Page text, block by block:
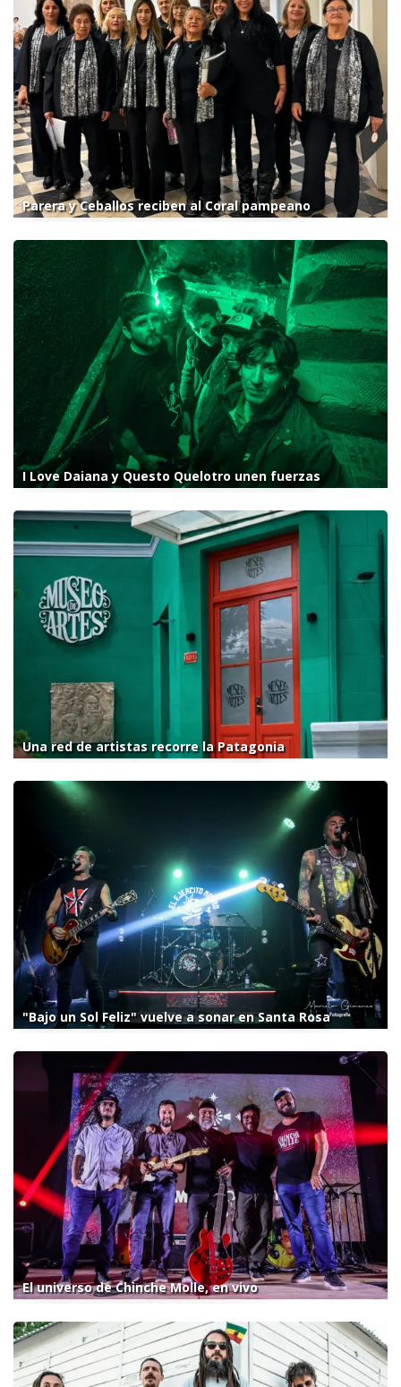
Parera y Ceballos reciben al Coral pampeano
I Love Daiana y Questo Quelotro unen fuerzas
Una red de artistas recorre la Patagonia
"Bajo un Sol Feliz" vuelve a sonar en Santa Rosa
El universo de Chinche Molle, en vivo